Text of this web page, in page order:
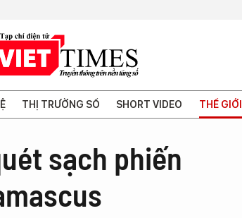
THỊ TRƯỜNG SỐ SHORT VIDEO THẾ GIỚI
sạch phiến